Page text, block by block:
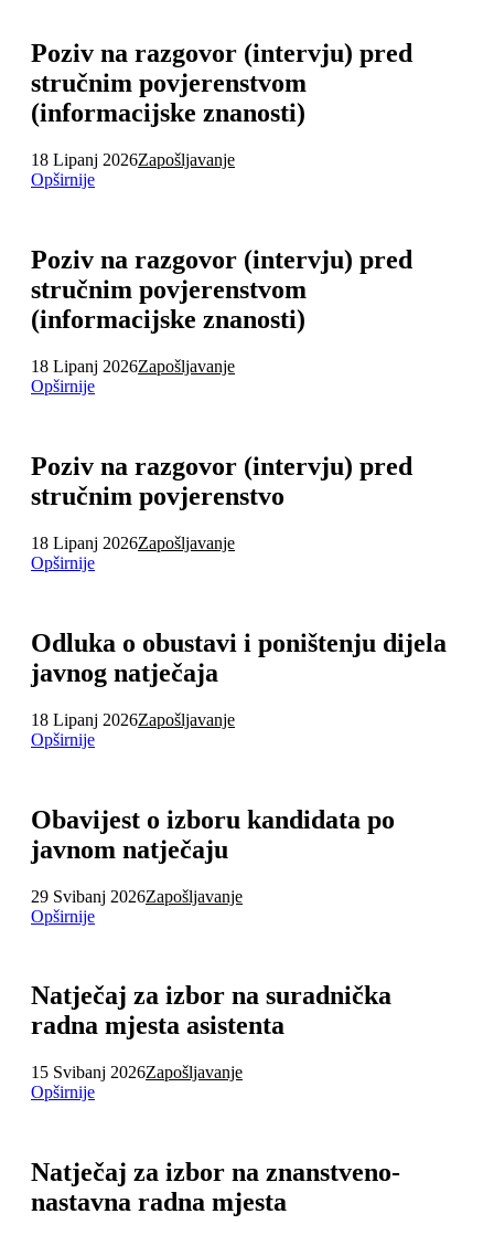
Poziv na razgovor (intervju) pred
stručnim povjerenstvom
(informacijske znanosti)
18 Lipanj 2026Zapošljavanje
Opširnije
Poziv na razgovor (intervju) pred
stručnim povjerenstvom
(informacijske znanosti)
18 Lipanj 2026Zapošljavanje
Opširnije
Poziv na razgovor (intervju) pred
stručnim povjerenstvo
18 Lipanj 2026Zapošljavanje
Opširnije
Odluka o obustavi i poništenju dijela
javnog natječaja
18 Lipanj 2026Zapošljavanje
Opširnije
Obavijest o izboru kandidata po
javnom natječaju
29 Svibanj 2026Zapošljavanje
Opširnije
Natječaj za izbor na suradnička
radna mjesta asistenta
15 Svibanj 2026Zapošljavanje
Opširnije
Natječaj za izbor na znanstveno-
nastavna radna mjesta